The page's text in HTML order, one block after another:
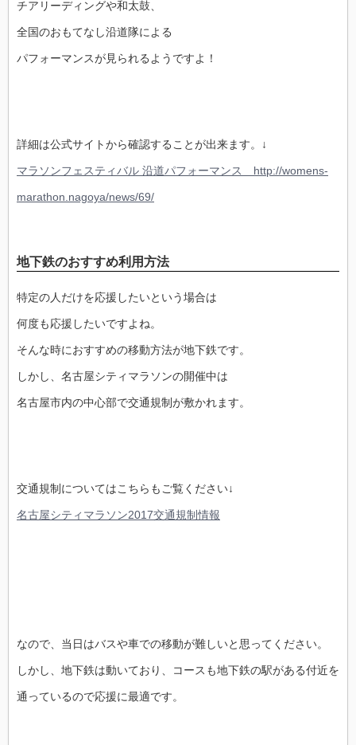
チアリーディングや和太鼓、
全国のおもてなし沿道隊による
パフォーマンスが見られるようですよ！
詳細は公式サイトから確認することが出来ます。↓
マラソンフェスティバル 沿道パフォーマンス http://womens-
marathon.nagoya/news/69/
地下鉄のおすすめ利用方法
特定の人だけを応援したいという場合は
何度も応援したいですよね。
そんな時におすすめの移動方法が地下鉄です。
しかし、名古屋シティマラソンの開催中は
名古屋市内の中心部で交通規制が敷かれます。
交通規制についてはこちらもご覧ください↓
名古屋シティマラソン2017交通規制情報
なので、当日はバスや車での移動が難しいと思ってください。
しかし、地下鉄は動いており、コースも地下鉄の駅がある付近を
通っているので応援に最適です。